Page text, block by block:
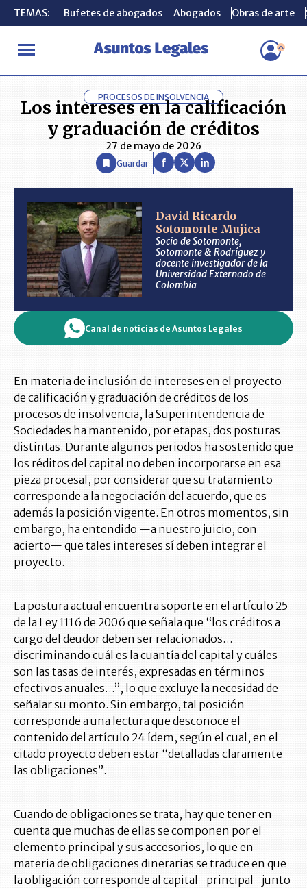
TEMAS: Bufetes de abogados Abogados Obras de arte
INICIO ANÁLISIS DAVID RICARDO SOTOMONTE MUJICA
TEMAS: Bufetes de abogados Abogados Obras de arte
PROCESOS DE INSOLVENCIA
Los intereses en la calificación
y graduación de créditos
27 de mayo de 2026
Guardar
David Ricardo
Sotomonte Mujica
Socio de Sotomonte,
Sotomonte & Rodríguez y
docente investigador de la
Universidad Externado de
Colombia
Canal de noticias de Asuntos Legales
En materia de inclusión de intereses en el proyecto
de calificación y graduación de créditos de los
procesos de insolvencia, la Superintendencia de
Sociedades ha mantenido, por etapas, dos posturas
distintas. Durante algunos periodos ha sostenido que
los réditos del capital no deben incorporarse en esa
pieza procesal, por considerar que su tratamiento
corresponde a la negociación del acuerdo, que es
además la posición vigente. En otros momentos, sin
embargo, ha entendido —a nuestro juicio, con
acierto— que tales intereses sí deben integrar el
proyecto.
La postura actual encuentra soporte en el artículo 25
de la Ley 1116 de 2006 que señala que “los créditos a
cargo del deudor deben ser relacionados…
discriminando cuál es la cuantía del capital y cuáles
son las tasas de interés, expresadas en términos
efectivos anuales…”, lo que excluye la necesidad de
señalar su monto. Sin embargo, tal posición
corresponde a una lectura que desconoce el
contenido del artículo 24 ídem, según el cual, en el
citado proyecto deben estar “detalladas claramente
las obligaciones”.
Cuando de obligaciones se trata, hay que tener en
cuenta que muchas de ellas se componen por el
elemento principal y sus accesorios, lo que en
materia de obligaciones dinerarias se traduce en que
la obligación corresponde al capital -principal- junto